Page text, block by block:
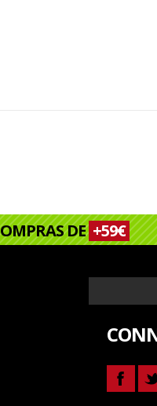
DE +59€